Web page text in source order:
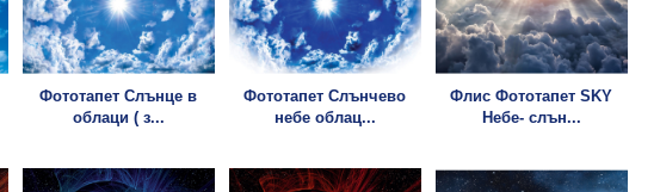
Фототапет Слънце в
облаци ( з...
Фототапет Слънчево
небе облац...
Флис Фототапет SKY
Небе- слън...